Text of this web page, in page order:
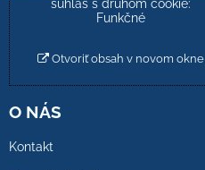
súhlas s druhom cookie:
Funkčné
Otvoriť obsah v novom okne
O NÁS
Kontakt